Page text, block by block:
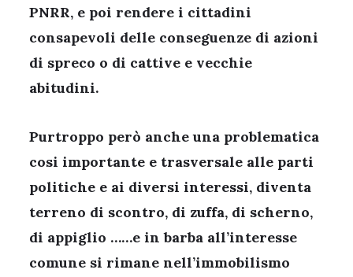
PNRR, e poi rendere i cittadini
consapevoli delle conseguenze di azioni
di spreco o di cattive e vecchie
abitudini.
Purtroppo però anche una problematica
cosi importante e trasversale alle parti
politiche e ai diversi interessi, diventa
terreno di scontro, di zuffa, di scherno,
di appiglio ……e in barba all’interesse
comune si rimane nell’immobilismo